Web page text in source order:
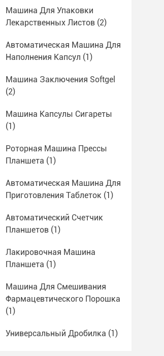
Машина Для Упаковки
Лекарственных Листов (2)
Автоматическая Машина Для
Наполнения Капсул (1)
Машина Заключения Softgel
(2)
Машина Капсулы Сигареты
(1)
Роторная Машина Прессы
Планшета (1)
Автоматическая Машина Для
Приготовления Таблеток (1)
Автоматический Счетчик
Планшетов (1)
Лакировочная Машина
Планшета (1)
Машина Для Смешивания
Фармацевтического Порошка
(1)
Универсальный Дробилка (1)